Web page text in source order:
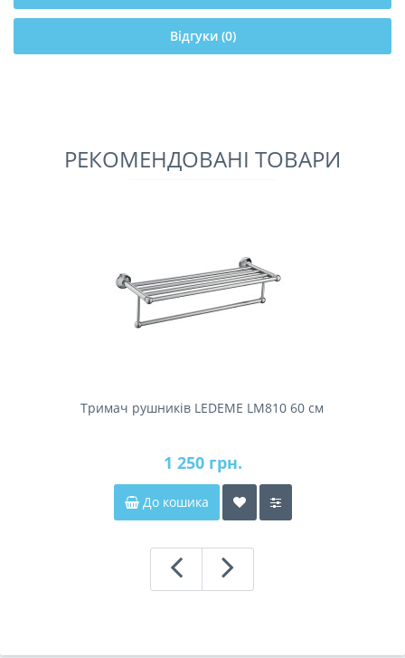
Відгуки (0)
РЕКОМЕНДОВАНІ ТОВАРИ
Тримач рушників LEDEME LM810 60 см
1 250 грн.
До кошика